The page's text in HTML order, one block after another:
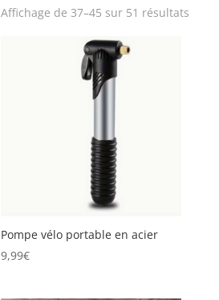
Affichage de 37–45 sur 51 résultats
Pompe vélo portable en acier
9,99€